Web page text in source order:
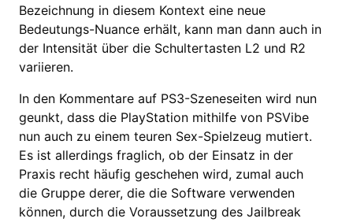
Bezeichnung in diesem Kontext eine neue
Bedeutungs-Nuance erhält, kann man dann auch in
der Intensität über die Schultertasten L2 und R2
variieren.
In den Kommentare auf PS3-Szeneseiten wird nun
geunkt, dass die PlayStation mithilfe von PSVibe
nun auch zu einem teuren Sex-Spielzeug mutiert.
Es ist allerdings fraglich, ob der Einsatz in der
Praxis recht häufig geschehen wird, zumal auch
die Gruppe derer, die die Software verwenden
können, durch die Voraussetzung des Jailbreak